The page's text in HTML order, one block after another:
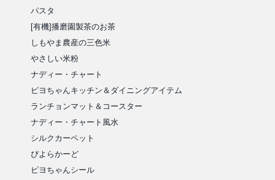
パスタ
[有機]播磨園製茶のお茶
しもやま農産の三色米
やさしい米粉
ナディー・チャート
ピヨちゃんキッチン＆ダイニングアイテム
ランチョンマット＆コースター
ナディー・チャート風水
シルクカーペット
ぴよらかーど
ピヨちゃんシール